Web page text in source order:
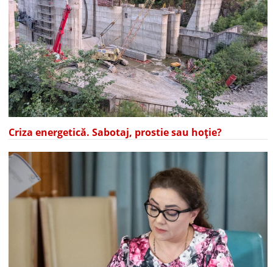
Criza energetică. Sabotaj, prostie sau hoție?